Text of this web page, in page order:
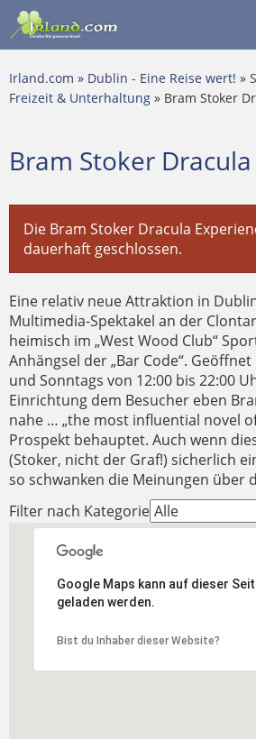
Irland.com » Dublin - Eine Reise wert! »
Freizeit & Unterhaltung » Bram Stoker
Bram Stoker
Die Bram Stoker Dracula
dauerhaft geschlossen.
Eine relativ neue Attraktion in
Multimedia-Spektakel an der
heimisch im „West Wood Club“
Anhängsel der „Bar Code“.
und Sonntags von 12:00 bis 22:00
Einrichtung dem Besucher eben
nahe … „the most influential novel
Prospekt behauptet. Auch wenn
(Stoker, nicht der Graf!) sicherlich
so schwanken die Meinungen über
Filter nach Kategorie
Google Maps kann auf dieser
geladen werden.
Bist du Inhaber dieser Website?